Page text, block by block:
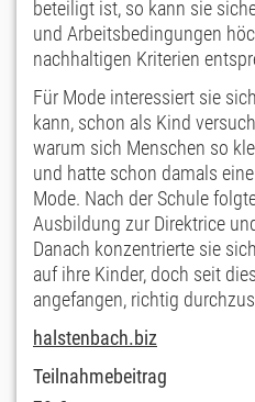
beteiligt ist, so kann sie
und Arbeitsbedingungen
nachhaltigen Kriterien
Für Mode interessiert sie
kann, schon als Kind
warum sich Menschen so
und hatte schon damals
Mode. Nach der Schule
Ausbildung zur Direktrice
Danach konzentrierte sie
auf ihre Kinder, doch seit
angefangen, richtig
halstenbach.biz
Teilnahmebeitrag